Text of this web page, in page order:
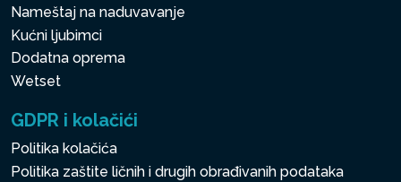
Nameštaj na naduvavanje
Kućni ljubimci
Dodatna oprema
Wetset
GDPR i kolačići
Politika kolačića
Politika zaštite ličnih i drugih obrađivanih podataka